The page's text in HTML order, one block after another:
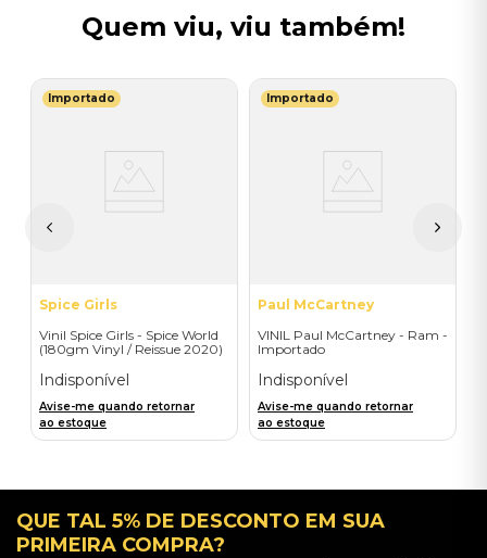
Quem viu, viu também!
Importado
Spice Girls
Vinil Spice Girls - Spice World
(180gm Vinyl / Reissue 2020)
Indisponível
Avise-me quando retornar
ao estoque
Importado
Paul McCartney
VINIL Paul McCartney - Ram -
Importado
Indisponível
Avise-me quando retornar
ao estoque
QUE TAL 5% DE DESCONTO EM SUA
PRIMEIRA COMPRA?